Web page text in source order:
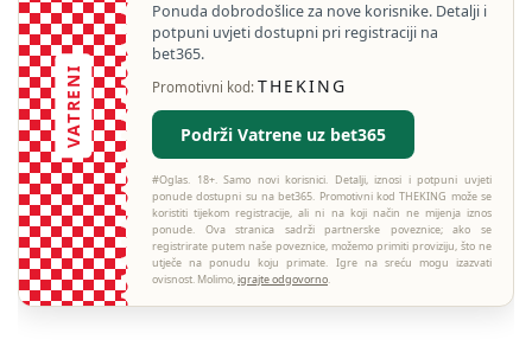
VATRENI
Ponuda dobrodošlice za nove korisnike. Detalji i
potpuni uvjeti dostupni pri registraciji na
bet365.
Promotivni kod: THEKING
Podrži Vatrene uz bet365
#Oglas. 18+. Samo novi korisnici. Detalji, iznosi i potpuni uvjeti
ponude dostupni su na bet365. Promotivni kod THEKING može se
koristiti tijekom registracije, ali ni na koji način ne mijenja iznos
ponude. Ova stranica sadrži partnerske poveznice; ako se
registrirate putem naše poveznice, možemo primiti proviziju, što ne
utječe na ponudu koju primate. Igre na sreću mogu izazvati
ovisnost. Molimo,igrajte odgovorno.